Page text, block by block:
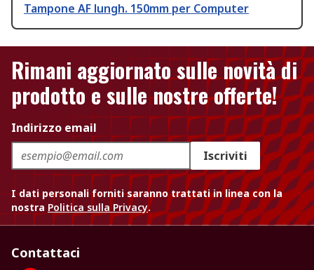
Tampone AF lungh. 150mm per Computer
Rimani aggiornato sulle novità di
prodotto e sulle nostre offerte!
Indirizzo email
Iscriviti
I dati personali forniti saranno trattati in linea con la
nostra Politica sulla Privacy.
Contattaci